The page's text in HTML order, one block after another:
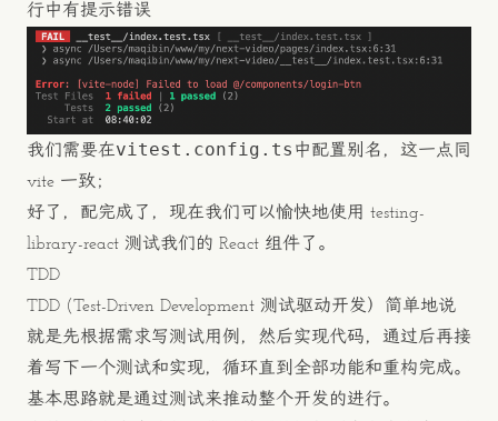
行中有提示错误
我们需要在vitest.config.ts 中配置别名，这一点同
vite 一致；
好了，配完成了，现在我们可以愉快地使用 testing-
library-react 测试我们的 React 组件了。
TDD
TDD (Test-Driven Development 测试驱动开发）简单地说
就是先根据需求写测试用例，然后实现代码，通过后再接
着写下一个测试和实现，循环直到全部功能和重构完成。
基本思路就是通过测试来推动整个开发的进行。